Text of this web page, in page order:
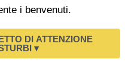
i benvenuti.
DI ATTENZIONE
▾